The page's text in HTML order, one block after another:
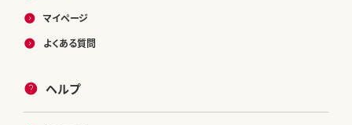
マイページ
よくある質問
ヘルプ